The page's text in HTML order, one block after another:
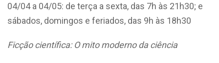
04/04 a 04/05: de terça a sexta, das 7h às 21h30; e
sábados, domingos e feriados, das 9h às 18h30
Ficção científica: O mito moderno da ciência